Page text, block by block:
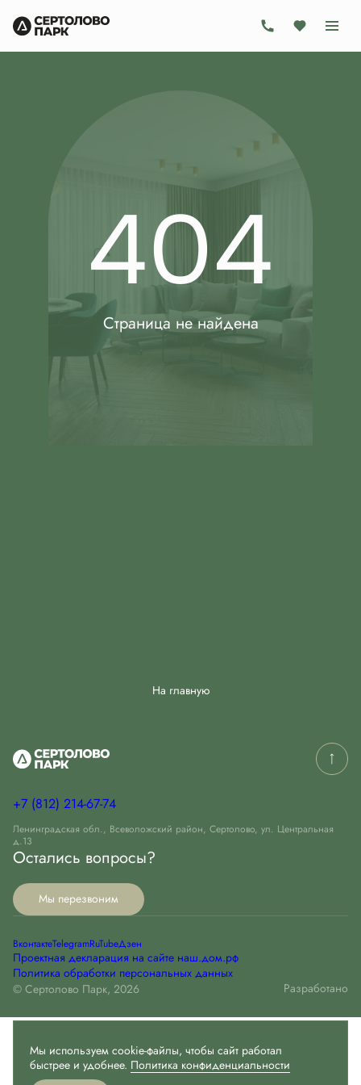
404
Страница не найдена
На главную
+7 (812) 214-67-74
Ленинградская обл., Всеволожский район, Сертолово, ул. Центральная
д.13
Остались вопросы?
Мы перезвоним
Проектная декларация на сайте наш.дом.рф
Политика обработки персональных данных
ВконтактеTelegramRuTubeДзен
© Сертолово Парк, 2026 Разработано
технологии. Пользуясь данным сайтом, Вы не возражаете
против использования этих технологий.
Мы используем cookie-файлы, чтобы сайт работал
быстрее и удобнее. Политика конфиденциальности